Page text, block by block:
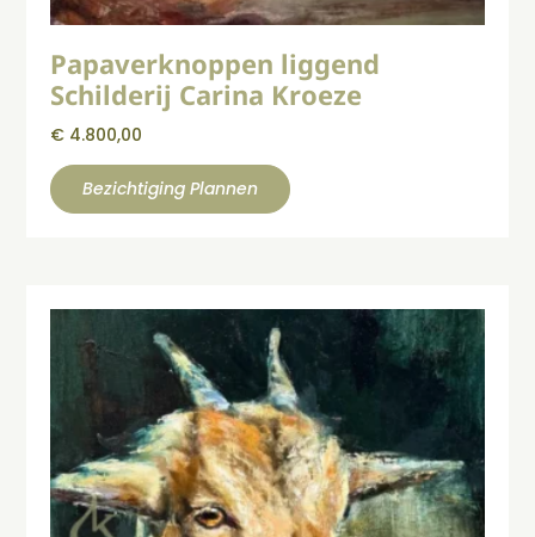
Papaverknoppen liggend
Schilderij Carina Kroeze
€ 4.800,00
Bezichtiging Plannen